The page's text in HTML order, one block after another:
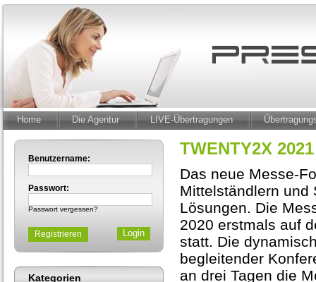
Home Die Agentur LIVE-Übertragungen
Benutzername:
Passwort:
Passwort vergessen?
Registrieren
Kategorien
TWENTY2X 2021
Das neue Messe-
Mittelständlern und
Lösungen. Die
2020 erstmals auf
statt. Die
begleitender
an drei Tagen die